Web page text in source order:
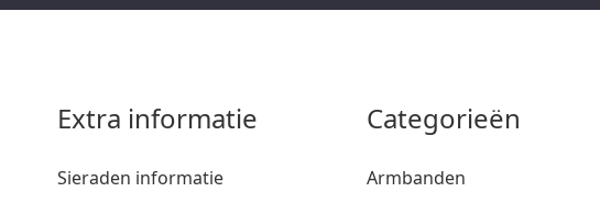
Extra informatie
Sieraden informatie
Categorieën
Armbanden